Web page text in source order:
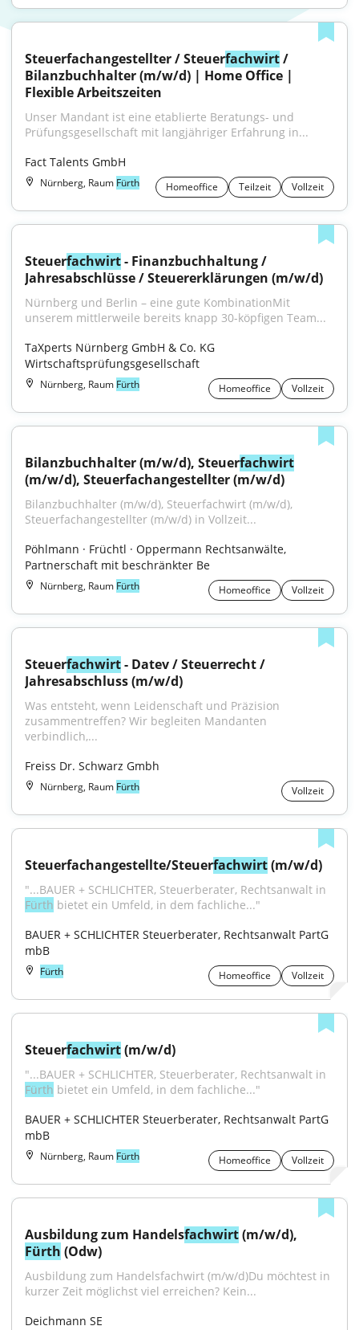
Steuerfachangestellter / Steuerfachwirt /
Bilanzbuchhalter (m/w/d) | Home Office |
Flexible Arbeitszeiten
Unser Mandant ist eine etablierte Beratungs- und
Prüfungsgesellschaft mit langjähriger Erfahrung in...
Fact Talents GmbH
Nürnberg, Raum Fürth Homeoffice Teilzeit Vollzeit
Steuerfachwirt - Finanzbuchhaltung /
Jahresabschlüsse / Steuererklärungen (m/w/d)
Nürnberg und Berlin – eine gute KombinationMit
unserem mittlerweile bereits knapp 30-köpfigen Team...
TaXperts Nürnberg GmbH & Co. KG
Wirtschaftsprüfungsgesellschaft
Nürnberg, Raum Fürth Homeoffice Vollzeit
Bilanzbuchhalter (m/w/d), Steuerfachwirt
(m/w/d), Steuerfachangestellter (m/w/d)
Bilanzbuchhalter (m/w/d), Steuerfachwirt (m/w/d),
Steuerfachangestellter (m/w/d) in Vollzeit...
Pöhlmann · Früchtl · Oppermann Rechtsanwälte,
Partnerschaft mit beschränkter Be
Nürnberg, Raum Fürth Homeoffice Vollzeit
Steuerfachwirt - Datev / Steuerrecht /
Jahresabschluss (m/w/d)
Was entsteht, wenn Leidenschaft und Präzision
zusammentreffen? Wir begleiten Mandanten
verbindlich,...
Freiss Dr. Schwarz Gmbh
Nürnberg, Raum Fürth Vollzeit
Steuerfachangestellte/Steuerfachwirt (m/w/d)
Fürth bietet ein Umfeld, in dem fachliche..."
BAUER + SCHLICHTER Steuerberater, Rechtsanwalt PartG
mbB
Fürth Homeoffice Vollzeit
Steuerfachwirt (m/w/d)
Fürth bietet ein Umfeld, in dem fachliche..."
BAUER + SCHLICHTER Steuerberater, Rechtsanwalt PartG
mbB
Nürnberg, Raum Fürth Homeoffice Vollzeit
Ausbildung zum Handelsfachwirt
Fürth (Odw)
Ausbildung zum Handelsfachwirt (m/w/d)Du möchtest in
kurzer Zeit möglichst viel erreichen? Kein...
Deichmann SE